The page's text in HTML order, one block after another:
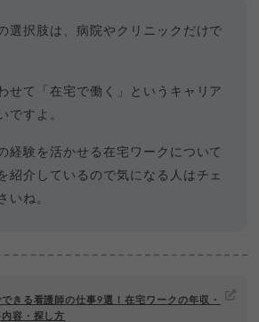
選択肢は、病院やクリニックだけで
せて「在宅で働く」というキャリア
ですよ。
経験を活かせる在宅ワークについて
紹介しているので気になる人はチェ
いね。
きる看護師の仕事9選！在宅ワークの年収・
容・探し方